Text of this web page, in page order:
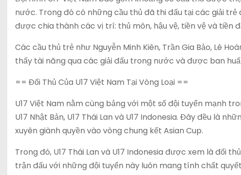
nước. Trong đó có những cầu thủ đã thi đấu tại các giải
được chia thành các vị trí: thủ môn, hậu vệ, tiền vệ và tiền
Các cầu thủ trẻ như Nguyễn Minh Kiên, Trần Gia Bảo, Lê
thấy tài năng qua các giải đấu trong nước và được ban
== Đối Thủ Của U17 Việt Nam Tại Vòng Loại ==
U17 Việt Nam nằm cùng bảng với một số đội tuyển mạnh
U17 Nhật Bản, U17 Thái Lan và U17 Indonesia. Đây đều là
xuyên giành quyền vào vòng chung kết Asian Cup.
Trong đó, U17 Thái Lan và U17 Indonesia được xem là đối
trận đấu với những đội tuyển này luôn mang tính chất